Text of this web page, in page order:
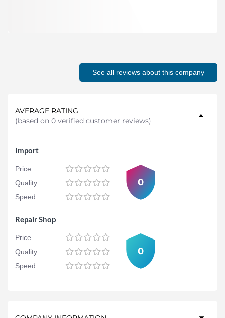
See all reviews about this company
AVERAGE RATING
(based on 0 verified customer reviews)
Import
Price
Quality
Speed
0
Repair Shop
Price
Quality
Speed
0